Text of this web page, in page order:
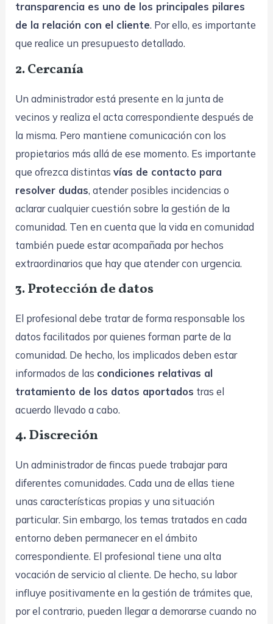
transparencia es uno de los principales pilares
de la relación con el cliente. Por ello, es importante
que realice un presupuesto detallado.
2. Cercanía
Un administrador está presente en la junta de
vecinos y realiza el acta correspondiente después de
la misma. Pero mantiene comunicación con los
propietarios más allá de ese momento. Es importante
que ofrezca distintasvías de contacto para
resolver dudas, atender posibles incidencias o
aclarar cualquier cuestión sobre la gestión de la
comunidad. Ten en cuenta que la vida en comunidad
también puede estar acompañada por hechos
extraordinarios que hay que atender con urgencia.
3. Protección de datos
El profesional debe tratar de forma responsable los
datos facilitados por quienes forman parte de la
comunidad. De hecho, los implicados deben estar
informados de las condiciones relativas al
tratamiento de los datos aportados tras el
acuerdo llevado a cabo.
4. Discreción
Un administrador de fincas puede trabajar para
diferentes comunidades. Cada una de ellas tiene
unas características propias y una situación
particular. Sin embargo, los temas tratados en cada
entorno deben permanecer en el ámbito
correspondiente. El profesional tiene una alta
vocación de servicio al cliente. De hecho, su labor
influye positivamente en la gestión de trámites que,
por el contrario, pueden llegar a demorarse cuando no